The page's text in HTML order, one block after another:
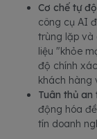
Cơ chế tự
công cụ AI
trùng lặp và
liệu "khỏe
độ chính
khách hàng
Tuân thủ an
động hóa
tín doanh